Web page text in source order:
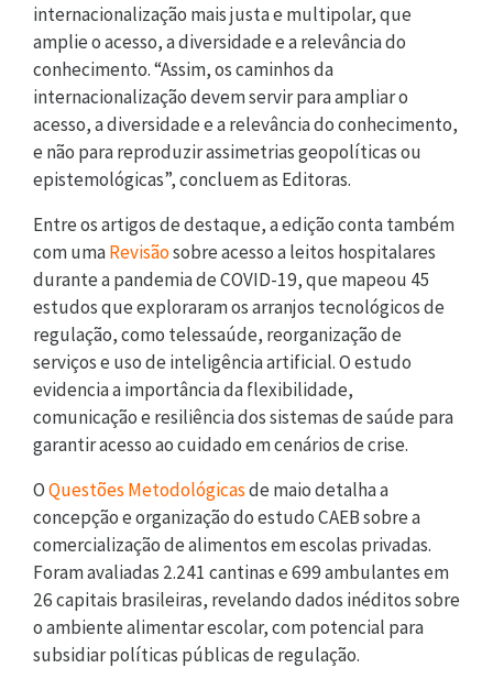
internacionalização mais justa e multipolar, que
amplie o acesso, a diversidade e a relevância do
conhecimento. “Assim, os caminhos da
internacionalização devem servir para ampliar o
acesso, a diversidade e a relevância do conhecimento,
e não para reproduzir assimetrias geopolíticas ou
epistemológicas”, concluem as Editoras.
Entre os artigos de destaque, a edição conta também
com umaRevisãosobre acesso a leitos hospitalares
durante a pandemia de COVID-19, que mapeou 45
estudos que exploraram os arranjos tecnológicos de
regulação, como telessaúde, reorganização de
serviços e uso de inteligência artificial. O estudo
evidencia a importância da flexibilidade,
comunicação e resiliência dos sistemas de saúde para
garantir acesso ao cuidado em cenários de crise.
OQuestões Metodológicasde maio detalha a
concepção e organização do estudo CAEB sobre a
comercialização de alimentos em escolas privadas.
Foram avaliadas 2.241 cantinas e 699 ambulantes em
26 capitais brasileiras, revelando dados inéditos sobre
o ambiente alimentar escolar, com potencial para
subsidiar políticas públicas de regulação.